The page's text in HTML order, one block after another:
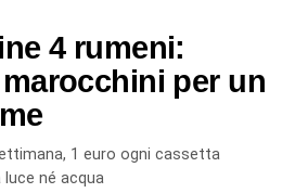
4 rumeni:
per un
1 euro ogni cassetta
luce né acqua